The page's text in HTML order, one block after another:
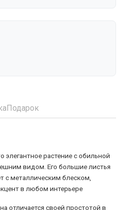
Подарок
элегантное растение с обильной
видом. Его большие листья
с металлическим блеском,
в любом интерьере
отличается своей простотой в